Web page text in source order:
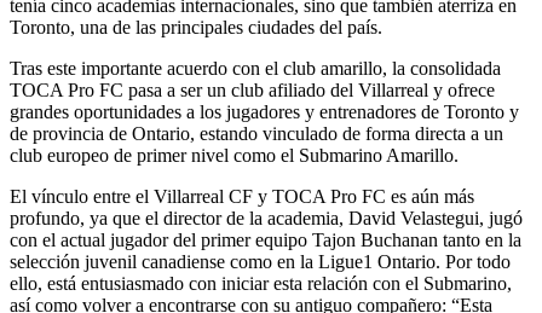
tenía cinco academias internacionales, sino que también aterriza en
Toronto, una de las principales ciudades del país.
Tras este importante acuerdo con el club amarillo, la consolidada
TOCA Pro FC pasa a ser un club afiliado del Villarreal y ofrece
grandes oportunidades a los jugadores y entrenadores de Toronto y
de provincia de Ontario, estando vinculado de forma directa a un
club europeo de primer nivel como el Submarino Amarillo.
El vínculo entre el Villarreal CF y TOCA Pro FC es aún más
profundo, ya que el director de la academia, David Velastegui, jugó
con el actual jugador del primer equipo Tajon Buchanan tanto en la
selección juvenil canadiense como en la Ligue1 Ontario. Por todo
ello, está entusiasmado con iniciar esta relación con el Submarino,
así como volver a encontrarse con su antiguo compañero: “Esta